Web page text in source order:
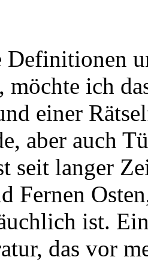
Definitionen
möchte ich
einer
aber auch
seit langer
Fernen
ist.
das vor